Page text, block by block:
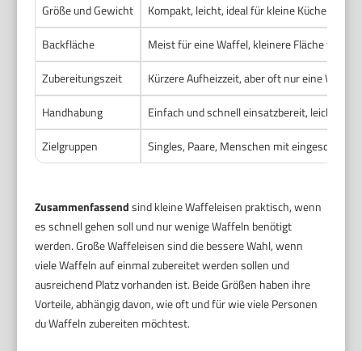
Größe und Gewicht
Kompakt, leicht, ideal für kleine Küchen und
Backfläche
Meist für eine Waffel, kleinere Fläche von
Zubereitungszeit
Kürzere Aufheizzeit, aber oft nur eine Waffel
Handhabung
Einfach und schnell einsatzbereit, leicht zu
Zielgruppen
Singles, Paare, Menschen mit
Zusammenfassendsind kleine Waffeleisen praktisch, wenn
es schnell gehen soll und nur wenige Waffeln benötigt
werden. Große Waffeleisen sind die bessere Wahl, wenn
viele Waffeln auf einmal zubereitet werden sollen und
ausreichend Platz vorhanden ist. Beide Größen haben ihre
Vorteile, abhängig davon, wie oft und für wie viele Personen
du Waffeln zubereiten möchtest.